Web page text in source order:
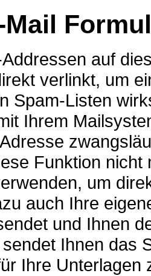
Mail
auf
verlinkt, um
Spam-Listen
Ihrem
Funktion
um
auch Ihre
und Ihnen
Ihnen das
Ihre Unterlagen